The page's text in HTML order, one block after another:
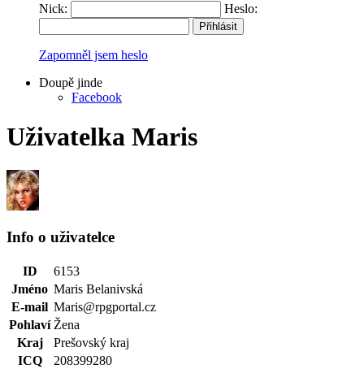
Nick: Heslo:
Zapomněl jsem heslo
Doupě jinde
Facebook
Uživatelka Maris
Info o uživatelce
ID
6153
Jméno Maris Belanivská
E-mail Maris@rpgportal.cz
Pohlaví Žena
Kraj
Prešovský kraj
ICQ
208399280